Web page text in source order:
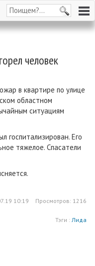
человек
в квартире по улице
областном
ситуациям
госпитализирован. Его
тяжелое. Спасатели
10:19 Просмотров: 1216
Тэги : Лида